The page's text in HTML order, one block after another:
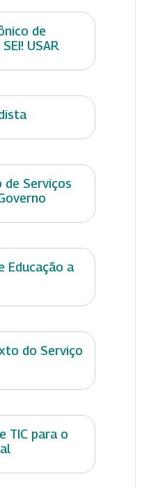
de
USAR
de Serviços
Educação a
do Serviço
TIC para o